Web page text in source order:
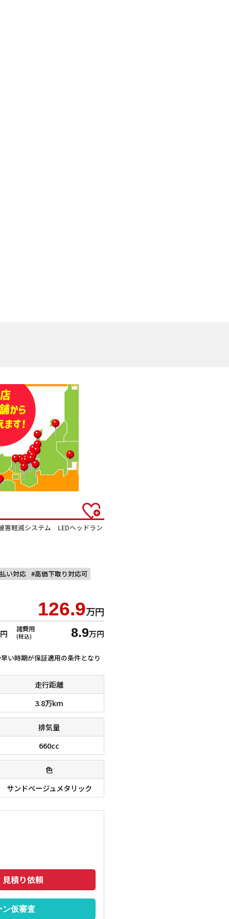
軽減システム LEDヘッドラン
でご相談下さいませ。 ■□■□■
い対応 高価下取り対応可
126.9万円
諸費用
(税込) 8.9万円
い時期が保証適用の条件となり
走行距離
3.8万km
排気量
660cc
色
サンドベージュメタリック
積り依頼
ン仮審査